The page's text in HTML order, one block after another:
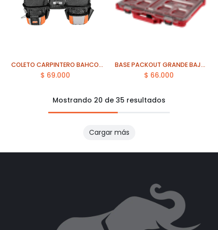
COLETO CARPINTERO BAHCO (4750-3PB-1)
$ 69.000
BASE PACKOUT GRANDE BAJA 1 KG MILWAUKEE (48-22-8431)
$ 66.000
Mostrando 20 de 35 resultados
Cargar más